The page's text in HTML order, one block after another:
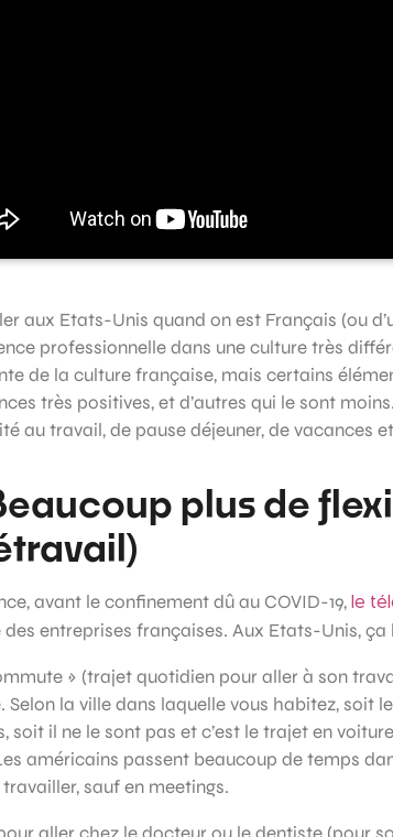
aux Etats-Unis quand on est Français (ou
professionnelle dans une culture très
de la culture française, mais certains
très positives, et d’autres qui le sont
au travail, de pause déjeuner, de vacances
plus de
avant le confinement dû au COVID-19, le
entreprises françaises. Aux Etats-Unis, ça
» (trajet quotidien pour aller à son
Selon la ville dans laquelle vous habitez,
soit il ne le sont pas et c’est le trajet en
américains passent beaucoup de temps
sauf en meetings.